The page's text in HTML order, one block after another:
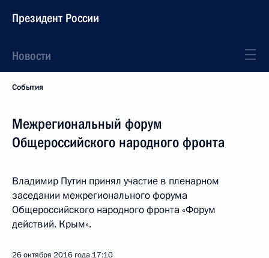
Президент России
Новости
События
Межрегиональный форум
Общероссийского народного фронта
Владимир Путин принял участие в пленарном
заседании межрегионального форума
Общероссийского народного фронта «Форум
действий. Крым».
26 октября 2016 года 17:10